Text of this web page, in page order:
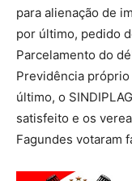
para alienação de
por último, pedido
Parcelamento do
Previdência
último, o
satisfeito e os
Fagundes votaram